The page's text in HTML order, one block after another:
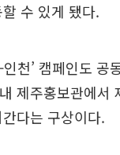
수 있게 됐다.
천’ 캠페인도 공
제주홍보관에서
다는 구상이다.